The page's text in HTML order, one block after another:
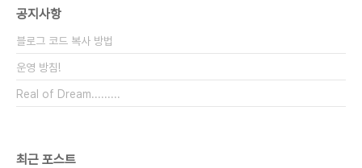
공지사항
블로그 코드 복사 방법
운영 방침!
Real of Dream.........
최근 포스트